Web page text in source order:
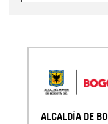
ALCALDÍA DE